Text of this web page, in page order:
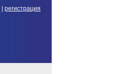
регистрация